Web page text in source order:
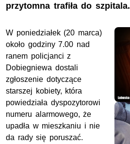
przytomna trafiła do szpitala.
W poniedziałek (20 marca)
około godziny 7.00 nad
ranem policjanci z
Dobiegniewa dostali
zgłoszenie dotyczące
starszej kobiety, która
powiedziała dyspozytorowi
numeru alarmowego, że
upadła w mieszkaniu i nie
da rady się poruszać.